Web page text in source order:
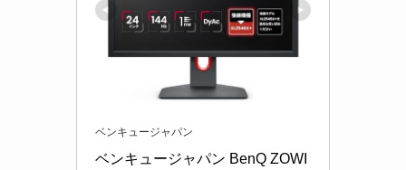
ベンキュージャパン
ベンキュージャパン BenQ ZOWI